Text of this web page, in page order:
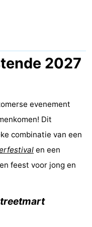
2027
evenement
Dit
combinatie van een
en een
feest voor jong en